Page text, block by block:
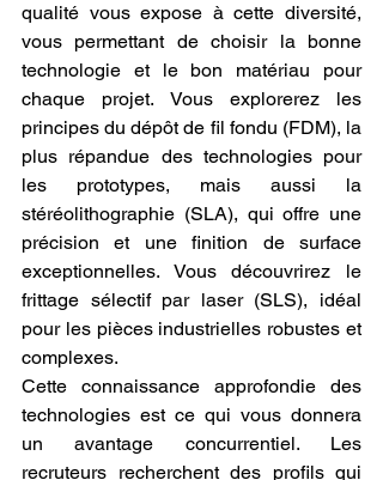
qualité vous expose à cette diversité,
vous permettant de choisir la bonne
technologie et le bon matériau pour
chaque projet. Vous explorerez les
principes du dépôt de fil fondu (FDM), la
plus répandue des technologies pour
les prototypes, mais aussi la
stéréolithographie (SLA), qui offre une
précision et une finition de surface
exceptionnelles. Vous découvrirez le
frittage sélectif par laser (SLS), idéal
pour les pièces industrielles robustes et
complexes.
Cette connaissance approfondie des
technologies est ce qui vous donnera
un avantage concurrentiel. Les
recruteurs recherchent des profils qui